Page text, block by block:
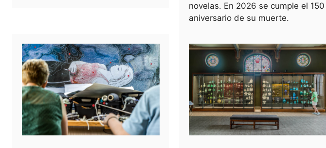
novelas. En 2026 se cumple el 150
aniversario de su muerte.